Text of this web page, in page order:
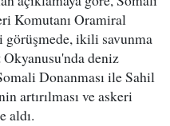
Komutanı Oramiral
ikili savunma
deniz
Donanması ile Sahil
artırılması ve askeri
aldı.